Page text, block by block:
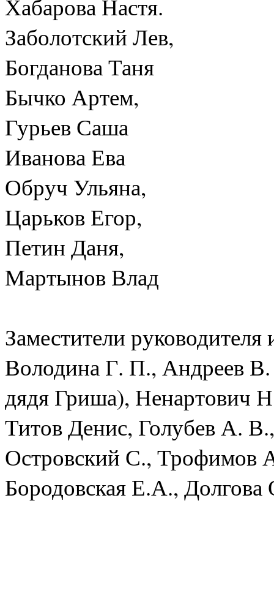
Хабарова Настя.
Заболотский Лев,
Богданова Таня
Бычко Артем,
Гурьев Саша
Иванова Ева
Обруч Ульяна,
Царьков Егор,
Петин Даня,
Мартынов Влад
Заместители
Володина Г. П., Андреев
дядя Гриша), Ненартович
Титов Денис, Голубев А.
Островский С., Трофимов
Бородовская Е.А., Долгова